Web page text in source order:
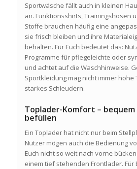
Sportwäsche fällt auch in kleinen
an. Funktionsshirts, Trainingshosen
Stoffe brauchen häufig eine
sie frisch bleiben und ihre
behalten. Für Euch bedeutet das:
Programme für pflegeleichte oder
und achtet auf die Waschhinweise.
Sportkleidung mag nicht immer
starkes Schleudern.
Toplader-Komfort – bequem
befüllen
Ein Toplader hat nicht nur beim
Nutzer mögen auch die Bedienung
Euch nicht so weit nach vorne
einem tief stehenden Frontlader. Für